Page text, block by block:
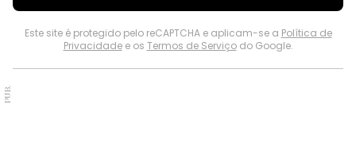
Este site é protegido pelo reCAPTCHA e aplicam-se a Política de
Privacidadee os Termos de Serviçodo Google.
PUB.